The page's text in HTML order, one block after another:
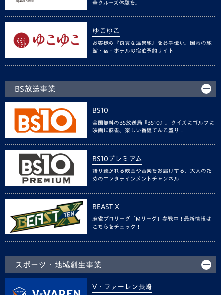
華クルーズ体験を。
ゆこゆこ
お客様の『良質な温泉旅』をお手伝い。国内の旅
館・宿・ホテルの宿泊予約サイト
BS放送事業
BS10
全国無料のBS放送局『BS10』。クイズにゴルフに
映画に麻雀、楽しい番組てんこ盛り！
BS10プレミアム
語り継がれる映画や音楽をお届けする、大人のた
めのエンタテインメントチャンネル
BEAST X
麻雀プロリーグ「Mリーグ」参戦中！最新情報は
こちらをチェック！
スポーツ・地域創生事業
V・ファーレン長崎